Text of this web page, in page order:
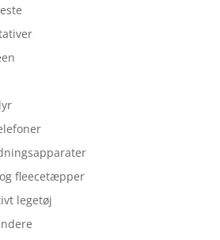
fleecetæpper
legetøj